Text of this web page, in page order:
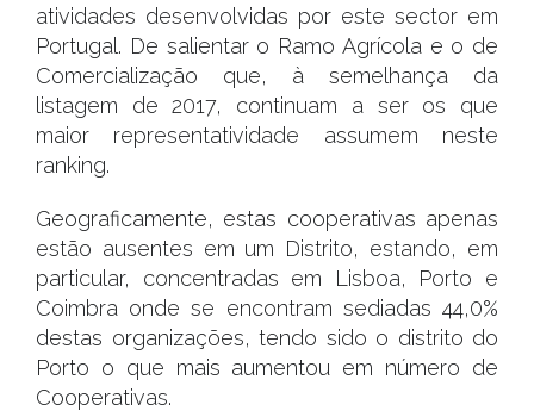
atividades desenvolvidas por este sector em
Portugal. De salientar o Ramo Agrícola e o de
Comercialização que, à semelhança da
listagem de 2017, continuam a ser os que
maior representatividade assumem neste
ranking.
Geograficamente, estas cooperativas apenas
estão ausentes em um Distrito, estando, em
particular, concentradas em Lisboa, Porto e
Coimbra onde se encontram sediadas 44,0%
destas organizações, tendo sido o distrito do
Porto o que mais aumentou em número de
Cooperativas.